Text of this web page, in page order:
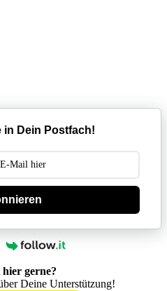
in Dein Postfach!
gerne?
Deine Unterstützung!